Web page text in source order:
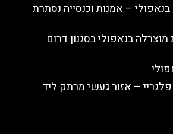
בנאפולי – אמנות וכנסייה נסתרת
בנאפולי בסגנון דרום
– אזור געשי מרתק ליד